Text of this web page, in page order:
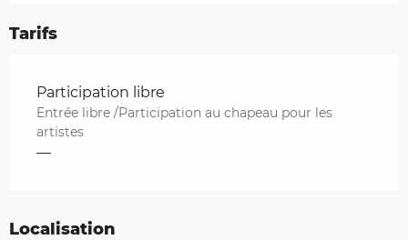
Tarifs
Tarifs 2026
Participation libre
Entrée libre /Participation au chapeau pour les
artistes
—
Localisation